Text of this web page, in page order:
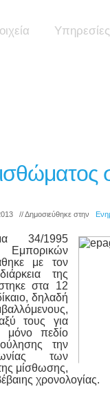
// Δημοσιεύθηκε στην
34/1995
με τον
της
στα 12
δηλαδή
τους για
μόνο πεδίο
την
των
μίσθωσης,
χρονολογίας.